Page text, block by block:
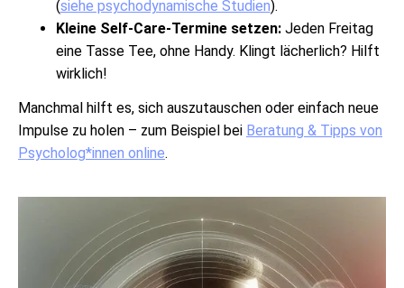
(siehe psychodynamische Studien).
Kleine Self-Care-Termine setzen:Jeden Freitag
eine Tasse Tee, ohne Handy. Klingt lächerlich? Hilft
wirklich!
Manchmal hilft es, sich auszutauschen oder einfach neue
Impulse zu holen – zum Beispiel bei Beratung & Tipps von
Psycholog*innen online.